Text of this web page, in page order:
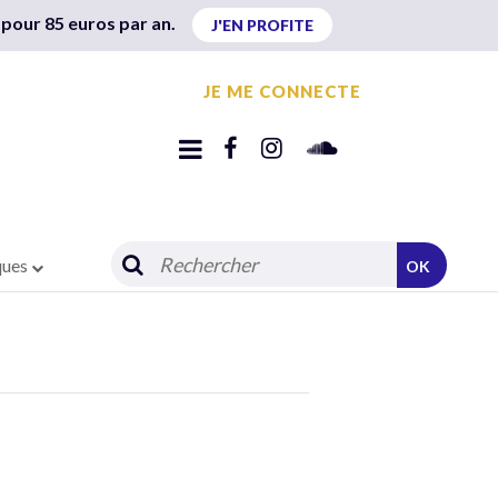
85 euros par an. J'EN PROFITE
JE ME CONNECTE
OK